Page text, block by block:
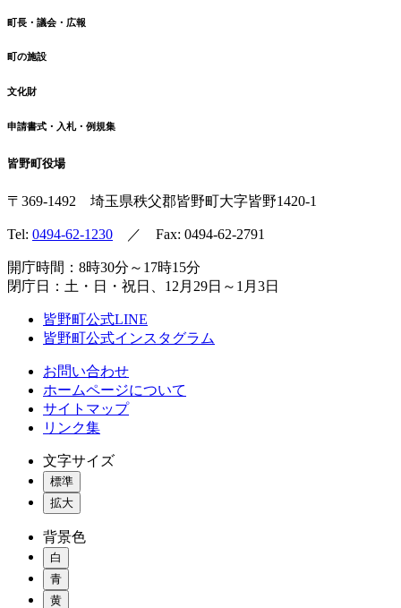
町長・議会・広報
町の施設
文化財
申請書式・入札・例規集
皆野町役場
〒369-1492 埼玉県秩父郡皆野町大字皆野1420-1
Tel: 0494-62-1230 ／ Fax: 0494-62-2791
開庁時間：8時30分～17時15分
閉庁日：土・日・祝日、12月29日～1月3日
皆野町公式LINE
皆野町公式インスタグラム
お問い合わせ
ホームページについて
サイトマップ
リンク集
文字サイズ
標準
拡大
背景色
白
青
黄